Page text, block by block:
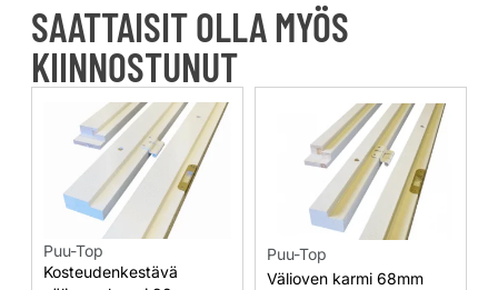
SAATTAISIT OLLA MYÖS
KIINNOSTUNUT
Puu-Top
Kosteudenkestävä
Puu-Top
Välioven karmi 68mm